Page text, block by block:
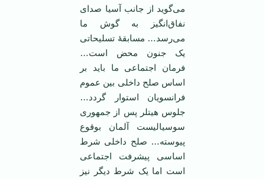
می‌گوید از جانب آسیا صدای
نفاق‌انگیز به گوش ما
می‌رسد… مسابقۀ تسلیحاتی
یک جنون محض است…
فرمان اجتماعی ما باید بر
اساس صلح داخلی بین عموم
فرانسویان استوار گردد…
جلوس هیتلر پس از جمهوری
سوسیالیست آلمان بوقوع
پیوسته… صلح داخلی شرط
اساسی پیشرفت اجتماعی
است اما یک شرط دیگر نیز